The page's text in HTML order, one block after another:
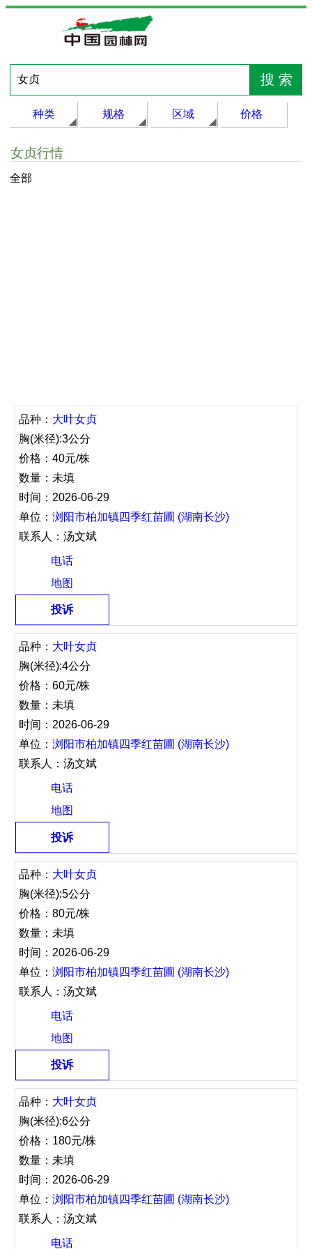
种类 规格 区域 价格
女贞行情
全部
品种： 大叶女贞
胸(米径):3公分
价格：40元/株
数量：未填
时间：2026-06-29
单位： 浏阳市柏加镇四季红苗圃 (湖南长沙)
联系人：汤文斌
电话
地图
投诉
品种： 大叶女贞
胸(米径):4公分
价格：60元/株
数量：未填
时间：2026-06-29
单位： 浏阳市柏加镇四季红苗圃 (湖南长沙)
联系人：汤文斌
电话
地图
投诉
品种： 大叶女贞
胸(米径):5公分
价格：80元/株
数量：未填
时间：2026-06-29
单位： 浏阳市柏加镇四季红苗圃 (湖南长沙)
联系人：汤文斌
电话
地图
投诉
品种： 大叶女贞
胸(米径):6公分
价格：180元/株
数量：未填
时间：2026-06-29
单位： 浏阳市柏加镇四季红苗圃 (湖南长沙)
联系人：汤文斌
电话